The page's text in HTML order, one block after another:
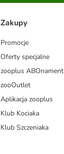
Zakupy
Promocje
Oferty specjalne
zooplus ABOnament
zooOutlet
Aplikacja zooplus
Klub Kociaka
Klub Szczeniaka